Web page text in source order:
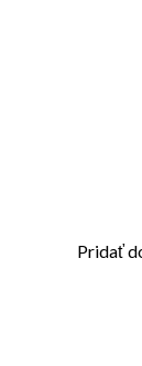
Pridať